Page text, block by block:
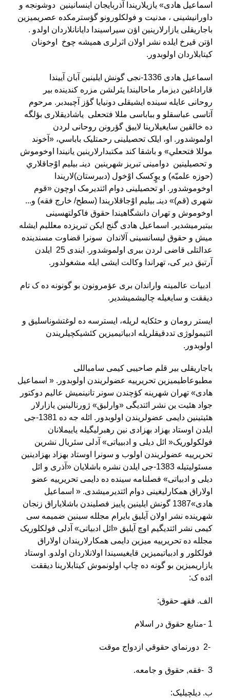
اسماعیل هادی» یازیلاریندا آذربایجان اینسانینین دوشونجه و
داورانیشینی ، مدنیت و فولکلورونو گؤسترمکده عصریمیزین
باجاریقلی یازارلارینین اؤن سیراسیندا دایانانلاردان اولدو .
اؤتن قیرخ ایلده نشر اولان اثرلری همیشه چوخ اوخونان
کیتابلاردان اولوبدور .
اسماعیل هادی 1336-نجی گونش ایلینین آبان آییندا
قاراداغین ديزمار ماحالیندا یئرلشن مزره کندينده بیر
روحانی عایله سینده ایشیقلی دونیایا گؤز آچیبدبر. مرحوم
آتاسی عباسقلو و بباباسی مللا فتحعلی یاشادیقلاری بؤلگه
ده خالقین سایغیلارینا لاییق گؤرونن روحانی لردن
اولموشدور. او، ایلک تحصیلینی رحمتليک باباسي، «آخوند
موللا فتحعلي» و باشقا کند مکتبدارلارينین يانيندا اوخوموش
و تحصیلینین دوامينی تبريز شهرینین دين‏ـ بيليم‏ اوْجاق‏لاري
(حوزه علميّه) و يوٍکسک اوْخول (دبيرستان)لاریندا
اوخوموشدور. او تحصیلینی دوام ائتدیرمک اوچون «قوم
شهری (قم)» دين‏ـ‏ بيليم‏ اوْجاق‏لاريندا (سطح/ خارج فقه) و...
اوخوموش و تهران دانشگاهيندا حقوق فاکولته‏سينی
بیتیرمیشدیر. اسماعیل هادی گنج ایکن تبریزده معللیم ایشله
میش و حقوق لیسانسینی آلاندان سونرا قضاوت مسندینده
عدالتلی قاضی لردن بیری اولموشدور. ایندی 25 ایلدن
آرتیق دیر کی، تهراندا وکالت ایشی ایله مشغولدور .
ادبیات عالمینه واراندان بری عؤمرونون بو گونونه ده ک تام
دیققت و سایغیله چالیشمیشدیر .
ایستر رومان و حئکایه لریله، ایسترسه ده لوغتشوناسلیق و
ائتیمولوژی تددقیقلریله ادبیاتیمیزین کئشیکچیلریندن
اولوبدور .
باجاریقلی بیر قلم صاحیبی کیمی سامباللی
مطبوعاطیمیزین تحریرییه عضولریندن اولوبدور. « اسماعیل
هادی» تهران شهرینه کؤچندن سونر تانینمیش عالیم دوکتور
جواد هئیت ین نشر ائتدیگی «وارلیق» ژورنالینین یازارلار
هئیتینین دایمی عضولریندن اولوبدور. ائله جه ده 1381-جی
ایلدن اوستاد بهزاد بهزادی نین رهبرلیگیله یاییملانان
فولکولوریک« ائل دیلی و ادبییاتی» آدلی سئریال نشرین
تحریرییه عضولریندن اولوب و سونرا اوستاد بهزاد بهزادینین
مسئولیتیله 1383-جی ایلدن نشره باشلایان «آذری و ائل
دیلی و ادبیاتی» فصلنامه سینده ده دایمی تحریرییه عضو
اولاراق همکارلیغینی دوام ائتدیرمیشدی. « اسماعیل
هادی»1387 گونش ایلینین پاییز فصلیندن باشلایاراق زنجان
شهرینده نشر اولان آیلیق بایرام مجلله سینین ضمیمه سی
کیمی نشر ائتدیگیم اوچ آیلیق «ائل ادبیاتی» آدلی فولکلوریک
مجلله ده تحریرییه میزین دایمی همکارلاریندان اولاراق
فولکلور و ادبیاتیمیزین قایغیسیندا اولانلاردان اولدو. اوستاد
یازاریمیزین بو گونه ده چاپ اولونموش کیتابلارینا دیققت
ائده ک:
الف. فقه‏ـ حقوق:
1
-منابع حقوق در اسلام
2- دورنماي حقوقي ازدواج موقت
3
-فقه, حقوق و جامعه.
ب. ديلچيليک: